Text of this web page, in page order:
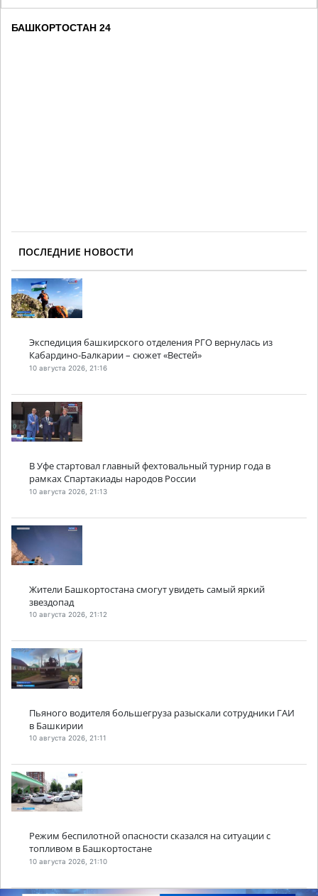
БАШКОРТОСТАН 24
ПОСЛЕДНИЕ НОВОСТИ
Экспедиция башкирского отделения РГО вернулась из
Кабардино-Балкарии – сюжет «Вестей»
10 августа 2026, 21:16
В Уфе стартовал главный фехтовальный турнир года в
рамках Спартакиады народов России
10 августа 2026, 21:13
Жители Башкортостана смогут увидеть самый яркий
звездопад
10 августа 2026, 21:12
Пьяного водителя большегруза разыскали сотрудники ГАИ
в Башкирии
10 августа 2026, 21:11
Режим беспилотной опасности сказался на ситуации с
топливом в Башкортостане
10 августа 2026, 21:10